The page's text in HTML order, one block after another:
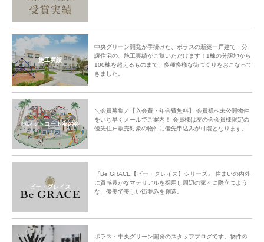
施工実績
中央グリーン開発が手掛けた、ポラスの新築一戸建て・分
譲住宅の、施工実績がご覧いただけます！1棟の分譲地から
100棟を超えるものまで、多種多様な街づくりをおこなって
きました。
パレットコート友の会
＼会員募集／【入会費・年会費無料】 会員様へ未公開物件
をいち早くメールでご案内！ 会員様は友の会会員様限定の
優先住戸販売対象の物件に優先申込みが可能となります。
ビー・グレイス
『Be GRACE【ビー・グレイス】シリーズ』 住まいの内外
に質感豊かなマテリアルを採用し周辺の家々に際立つよう
な、優美で美しい街並みを創造。
ポラス・中央グリーン開発のスタッフブログです。物件の